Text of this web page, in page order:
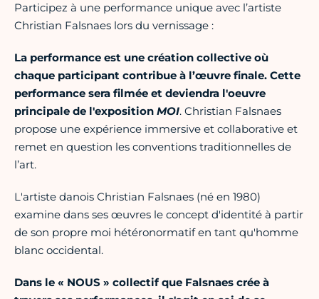
Participez à une performance unique avec l’artiste
Christian Falsnaes lors du vernissage :
La performance est une création collective où
chaque participant contribue à l’œuvre finale. Cette
performance sera filmée et deviendra l'oeuvre
principale de l'exposition MOI. Christian Falsnaes
propose une expérience immersive et collaborative et
remet en question les conventions traditionnelles de
l’art.
L'artiste danois Christian Falsnaes (né en 1980)
examine dans ses œuvres le concept d'identité à partir
de son propre moi hétéronormatif en tant qu'homme
blanc occidental.
Dans le « NOUS » collectif que Falsnaes crée à